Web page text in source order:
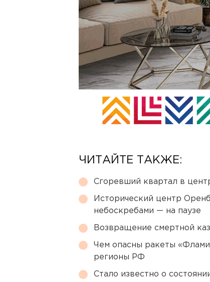
ЧИТАЙТЕ ТАКЖЕ:
Сгоревший квартал в
Исторический центр
небоскребами — на паузе
Возвращение смертной
Чем опасны ракеты
регионы РФ
Стало известно о